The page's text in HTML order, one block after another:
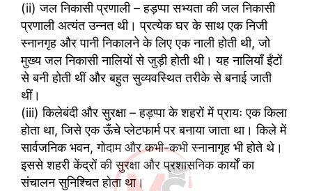
(ii) जल निकासी प्रणाली – हड़प्पा सभ्यता की जल निकासी
प्रणाली अत्यंत उन्नत थी। प्रत्येक घर के साथ एक निजी
स्नानगृह और पानी निकालने के लिए एक नाली होती थी, जो
मुख्य जल निकासी नालियों से जुड़ी होती थी। यह नालियाँ ईंटों
से बनी होती थीं और बहुत सुव्यवस्थित तरीके से बनाई जाती
थीं।
(iii) किलेबंदी और सुरक्षा – हड़प्पा के शहरों में प्रायः एक किला
होता था, जिसे एक ऊँचे प्लेटफार्म पर बनाया जाता था। किले में
सार्वजनिक भवन, गोदाम और कभी-कभी स्नानागृह भी होते थे।
इससे शहरी केंद्रों की सुरक्षा और प्रशासनिक कार्यों का
संचालन सुनिश्चित होता था।